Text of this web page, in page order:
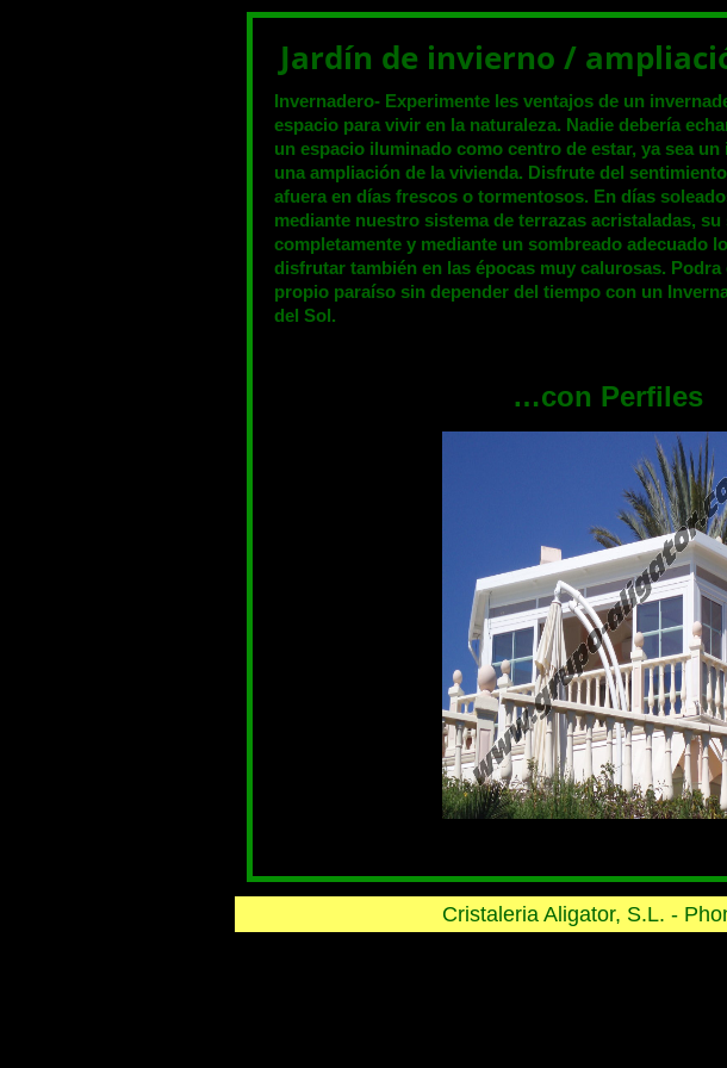
Jardín de invierno /
Invernadero- Experimente les ventajos de un
espacio para vivir en la naturaleza. Nadie debería
un espacio iluminado como centro de estar, ya sea
una ampliación de la vivienda. Disfrute del
afuera en días frescos o tormentosos. En días
mediante nuestro sistema de terrazas acristaladas, su
completamente y mediante un sombreado adecuado
disfrutar también en las épocas muy calurosas. Podra
propio paraíso sin depender del tiempo con un
del Sol.
…con Perfiles
Cristaleria Aligator, S.L. -